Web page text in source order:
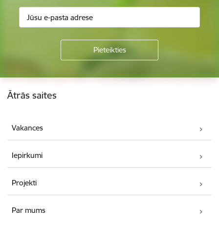
Kājene
Ātrās saites
Vakances
Iepirkumi
Projekti
Par mums